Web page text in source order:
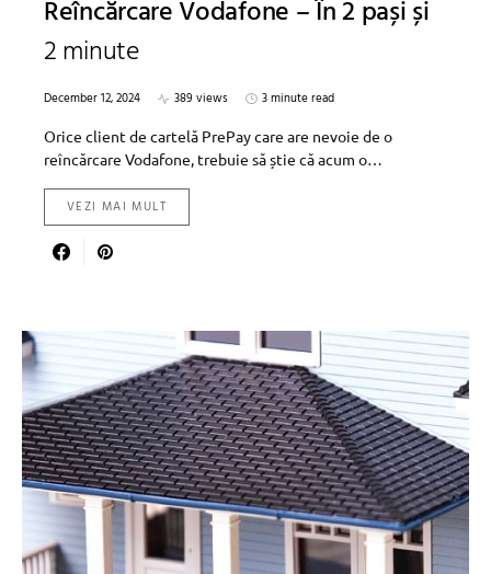
Reîncărcare Vodafone – În 2 pași și
2 minute
December 12, 2024 389 views
3 minute read
Orice client de cartelă PrePay care are nevoie de o
reîncărcare Vodafone, trebuie să știe că acum o…
VEZI MAI MULT